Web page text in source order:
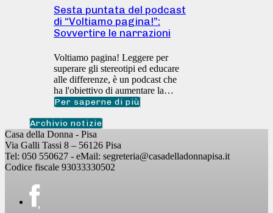
Sesta puntata del podcast
di “Voltiamo pagina!”:
Sovvertire le narrazioni
Voltiamo pagina! Leggere per
superare gli stereotipi ed educare
alle differenze, è un podcast che
ha l'obiettivo di aumentare la…
Per saperne di più
Archivio notizie
Casa della Donna - Pisa
Via Galli Tassi 8 – 56126 Pisa
Tel: 050 550627 - eMail: segreteria@casadelladonnapisa.it
Codice fiscale 93033330502